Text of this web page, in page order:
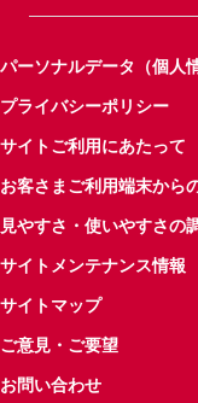
パーソナルデータ（個人
プライバシーポリシー
サイトご利用にあたって
お客さまご利用端末から
見やすさ・使いやすさの
サイトメンテナンス情報
サイトマップ
ご意見・ご要望
お問い合わせ